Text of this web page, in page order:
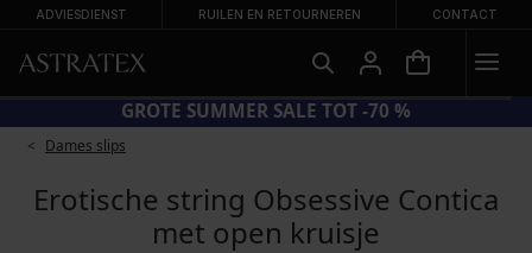
ADVIESDIENST RUILEN EN RETOURNEREN CONTACT
CODE BRA20 = BH'S -20%
Dames slips
Erotische string Obsessive Contica
met open kruisje